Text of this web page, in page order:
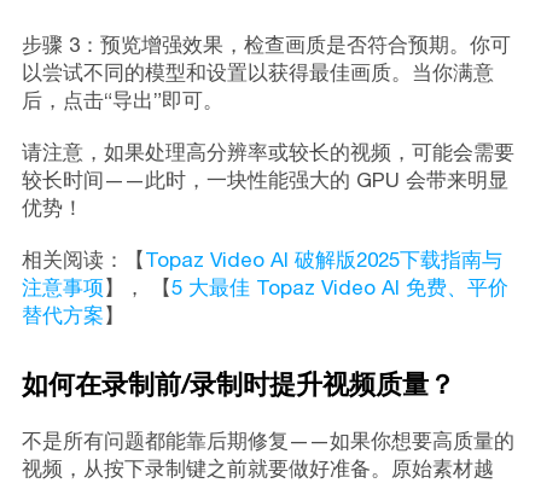
步骤 3：预览增强效果，检查画质是否符合预期。你可
以尝试不同的模型和设置以获得最佳画质。当你满意
后，点击“导出”即可。
请注意，如果处理高分辨率或较长的视频，可能会需要
较长时间——此时，一块性能强大的 GPU 会带来明显
优势！
相关阅读：【 Topaz Video AI 破解版2025下载指南与
注意事项 】， 【5 大最佳 Topaz Video AI 免费、平价
替代方案 】
如何在录制前/录制时提升视频质量？
不是所有问题都能靠后期修复——如果你想要高质量的
视频，从按下录制键之前就要做好准备。原始素材越